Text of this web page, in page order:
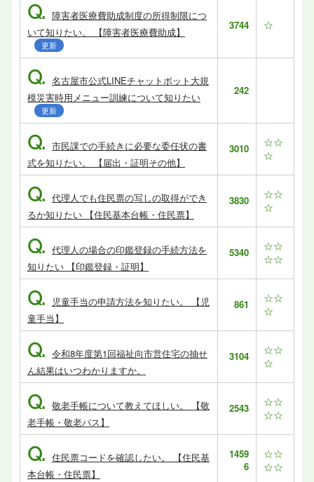
Q. 障害者医療費助成制度の所得制限につ
いて知りたい。 【障害者医療費助成】
更新
3744 ☆
Q. 名古屋市公式LINEチャットボット大規
模災害時用メニュー訓練について知りたい
更新
242
Q. 市民課での手続きに必要な委任状の書
式を知りたい。 【届出・証明その他】
3010
☆☆
☆
Q. 代理人でも住民票の写しの取得ができ
るか知りたい 【住民基本台帳・住民票】
3830
☆☆
☆
Q. 代理人の場合の印鑑登録の手続方法を
知りたい 【印鑑登録・証明】
5340
☆☆
☆☆
Q.
児童手当の申請方法を知りたい。 【児
童手当】
861
☆☆
☆
Q. 令和8年度第1回福祉向市営住宅の抽せ
ん結果はいつわかりますか。
3104
☆☆
☆
Q. 敬老手帳について教えてほしい。 【敬
老手帳・敬老パス】
2543
☆☆
☆☆
Q. 住民票コードを確認したい。 【住民基
本台帳・住民票】
1459
6
☆☆
☆☆